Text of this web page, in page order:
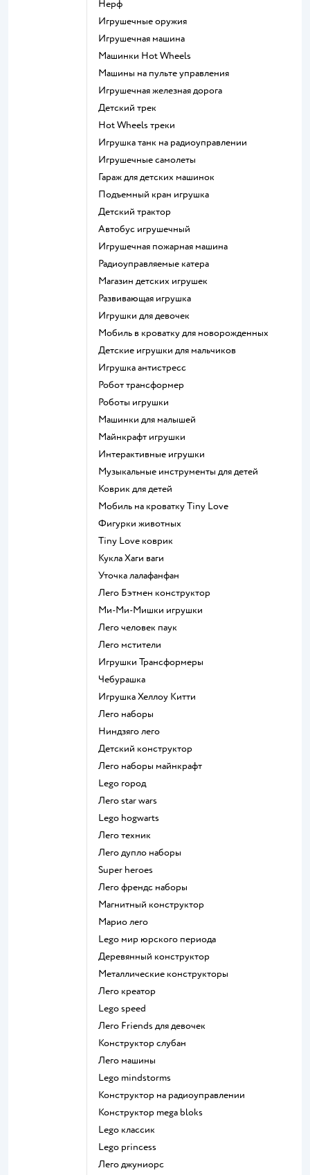
Нерф
Игрушечные оружия
Игрушечная машина
Машинки Hot Wheels
Машины на пульте управления
Игрушечная железная дорога
Детский трек
Hot Wheels треки
Игрушка танк на радиоуправлении
Игрушечные самолеты
Гараж для детских машинок
Подъемный кран игрушка
Детский трактор
Автобус игрушечный
Игрушечная пожарная машина
Радиоуправляемые катера
Магазин детских игрушек
Развивающая игрушка
Игрушки для девочек
Мобиль в кроватку для новорожденных
Детские игрушки для мальчиков
Игрушка антистресс
Робот трансформер
Роботы игрушки
Машинки для малышей
Майнкрафт игрушки
Интерактивные игрушки
Музыкальные инструменты для детей
Коврик для детей
Мобиль на кроватку Tiny Love
Фигурки животных
Tiny Love коврик
Кукла Хаги ваги
Уточка лалафанфан
Лего Бэтмен конструктор
Ми-Ми-Мишки игрушки
Лего человек паук
Лего мстители
Игрушки Трансформеры
Чебурашка
Игрушка Хеллоу Китти
Лего наборы
Ниндзяго лего
Детский конструктор
Лего наборы майнкрафт
Lego город
Лего star wars
Lego hogwarts
Лего техник
Лего дупло наборы
Super heroes
Лего френдс наборы
Магнитный конструктор
Марио лего
Lego мир юрского периода
Деревянный конструктор
Металлические конструкторы
Лего креатор
Lego speed
Лего Friends для девочек
Конструктор слубан
Лего машины
Lego mindstorms
Конструктор на радиоуправлении
Конструктор mega bloks
Lego классик
Lego princess
Лего джуниорс